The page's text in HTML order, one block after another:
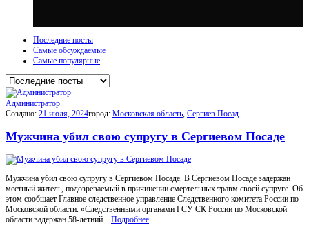
Последние посты
Самые обсуждаемые
Самые популярные
Администратор
Создано: 21 июля, 2024город: Московская область, Сергиев Посад
Мужчина убил свою супругу в Сергиевом Посаде
Мужчина убил свою супругу в Сергиевом Посаде. В Сергиевом Посаде задержан
местный житель, подозреваемый в причинении смертельных травм своей супруге. Об
этом сообщает Главное следственное управление Следственного комитета России по
Московской области. «Следственными органами ГСУ СК России по Московской
области задержан 58-летний ...Подробнее